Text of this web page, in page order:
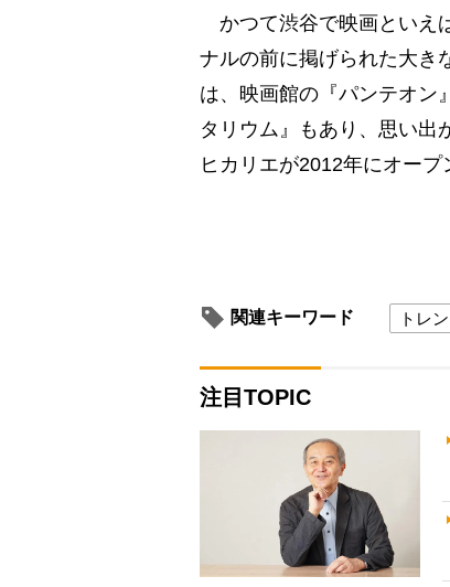
かつて渋谷で映画といえ
ナルの前に掲げられた大き
は、映画館の『パンテオン
タリウム』もあり、思い出
ヒカリエが2012年にオープ
関連キーワード トレ
注目TOPIC